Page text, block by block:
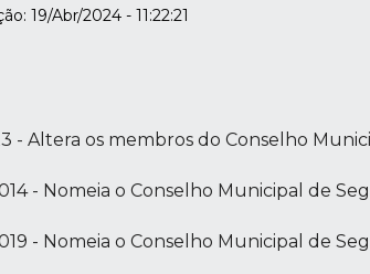
19/Abr/2024 - 11:22:21
- Altera os membros do Conselho
- Nomeia o Conselho Municipal de
- Nomeia o Conselho Municipal de